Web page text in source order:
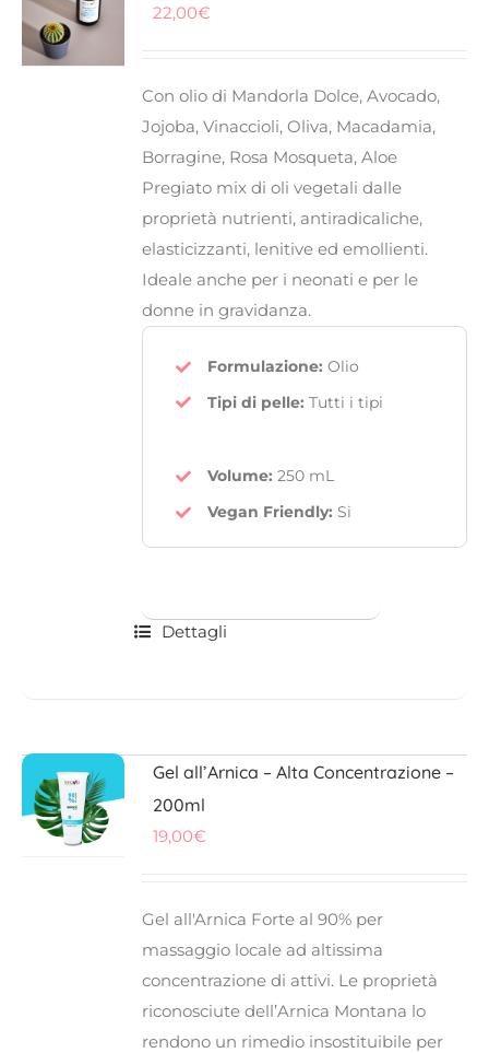
22,00€
Con olio di Mandorla Dolce, Avocado,
Jojoba, Vinaccioli, Oliva, Macadamia,
Borragine, Rosa Mosqueta, Aloe
Pregiato mix di oli vegetali dalle
proprietà nutrienti, antiradicaliche,
elasticizzanti, lenitive ed emollienti.
Ideale anche per i neonati e per le
donne in gravidanza.
Formulazione: Olio
Tipi di pelle: Tutti i tipi
Volume: 250 mL
Vegan Friendly: Si
Dettagli
Gel all’Arnica – Alta Concentrazione –
200ml
19,00€
Gel all'Arnica Forte al90% per
massaggio locale ad altissima
concentrazione di attivi. Le proprietà
riconosciute dell’Arnica Montana lo
rendono un rimedio insostituibile per